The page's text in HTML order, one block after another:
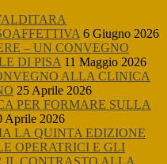
6 Giugno 2026
– UN CONVEGNO
DI PISA 11 Maggio 2026
ALLA CLINICA
25 Aprile 2026
PER FORMARE SULLA
Aprile 2026
LA QUINTA EDIZIONE
OPERATRICI E GLI
IL CONTRASTO ALLA